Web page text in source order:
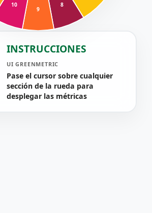
INSTRUCCIONES
UI GREENMETRIC
Pase el cursor sobre cualquier
sección de la rueda para
desplegar las métricas
8
9
10